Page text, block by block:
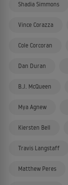
Shadia Simmons
Vince Corazza
Cole Corcoran
Dan Duran
B.J. McQueen
Mya Agnew
Kiersten Bell
Travis Langstaff
Matthew Peres